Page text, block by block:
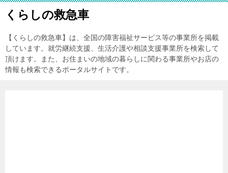
くらしの救急車
【くらしの救急車】は、全国の障害福祉サービス等の事業所を掲載
しています。就労継続支援、生活介護や相談支援事業所を検索して
頂けます。また、お住まいの地域の暮らしに関わる事業所やお店の
情報も検索できるポータルサイトです。